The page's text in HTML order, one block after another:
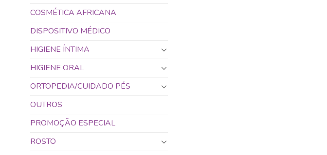
COSMÉTICA AFRICANA
DISPOSITIVO MÉDICO
HIGIENE ÍNTIMA
HIGIENE ORAL
ORTOPEDIA/CUIDADO PÉS
OUTROS
PROMOÇÃO ESPECIAL
ROSTO